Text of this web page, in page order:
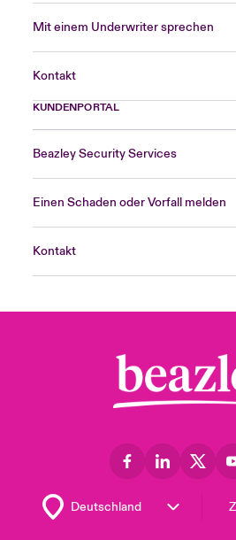
Mit einem Underwriter sprechen
Kontakt
KUNDENPORTAL
Beazley Security Services
Einen Schaden oder Vorfall melden
Kontakt